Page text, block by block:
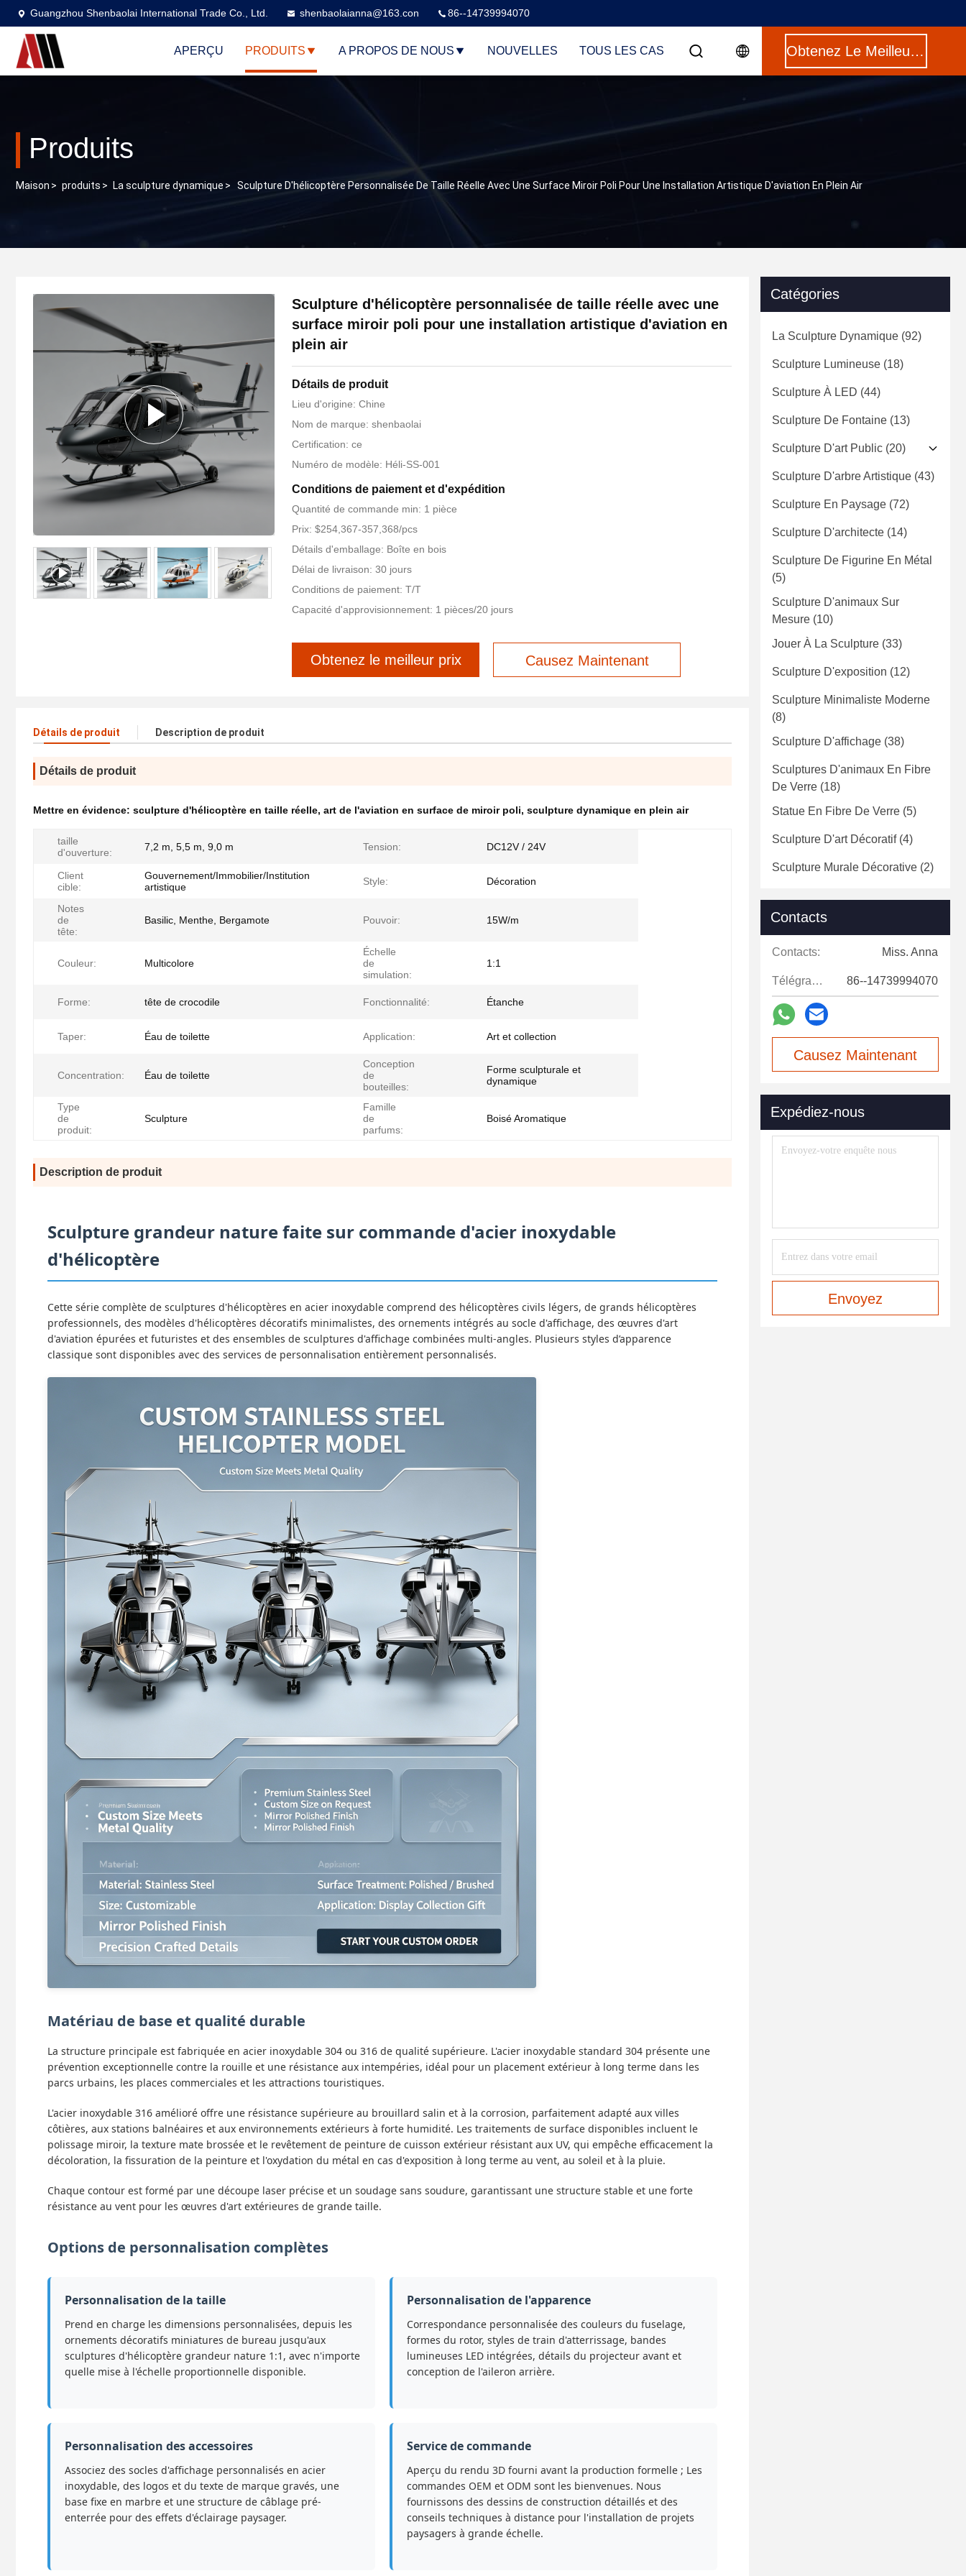
Guangzhou Shenbaolai International Trade Co., Ltd. shenbaolaianna@163.con 86--14739994070
APERÇU PRODUITS A PROPOS DE NOUS NOUVELLES TOUS LES CAS Obtenez Le Meilleur Prix
Produits
Maison > produits > La sculpture dynamique > Sculpture D'hélicoptère Personnalisée De Taille Réelle Avec Une Surface Miroir Poli Pour Une Installation Artistique D'aviation En Plein Air
Sculpture d'hélicoptère personnalisée de taille réelle avec une
surface miroir poli pour une installation artistique d'aviation en
plein air
Détails de produit
Lieu d'origine: Chine
Nom de marque: shenbaolai
Certification: ce
Numéro de modèle: Héli-SS-001
Conditions de paiement et d'expédition
Quantité de commande min: 1 pièce
Prix: $254,367-357,368/pcs
Détails d'emballage: Boîte en bois
Délai de livraison: 30 jours
Conditions de paiement: T/T
Capacité d'approvisionnement: 1 pièces/20 jours
Obtenez le meilleur prix Causez Maintenant
Détails de produit Description de produit
Détails de produit
Mettre en évidence: sculpture d'hélicoptère en taille réelle, art de l'aviation en surface de miroir poli, sculpture dynamique en plein air
taille
d'ouverture:
7,2 m, 5,5 m, 9,0 m Tension: DC12V / 24V
Client
cible:
Gouvernement/Immobilier/Institution
artistique
Style: Décoration
Notes
de
tête:
Basilic, Menthe, Bergamote Pouvoir: 15W/m
Couleur: Multicolore
Échelle
de
simulation:
1:1
Forme: tête de crocodile Fonctionnalité: Étanche
Taper: Éau de toilette Application: Art et collection
Concentration: Éau de toilette
Conception
de
bouteilles:
Forme sculpturale et
dynamique
Type
de
produit:
Sculpture
Famille
de
parfums:
Boisé Aromatique
Description de produit
Sculpture grandeur nature faite sur commande d'acier inoxydable
d'hélicoptère
Cette série complète de sculptures d'hélicoptères en acier inoxydable comprend des hélicoptères civils légers, de grands hélicoptères
professionnels, des modèles d'hélicoptères décoratifs minimalistes, des ornements intégrés au socle d'affichage, des œuvres d'art
d'aviation épurées et futuristes et des ensembles de sculptures d'affichage combinées multi-angles. Plusieurs styles d’apparence
classique sont disponibles avec des services de personnalisation entièrement personnalisés.
Matériau de base et qualité durable
La structure principale est fabriquée en acier inoxydable 304 ou 316 de qualité supérieure. L'acier inoxydable standard 304 présente une
prévention exceptionnelle contre la rouille et une résistance aux intempéries, idéal pour un placement extérieur à long terme dans les
parcs urbains, les places commerciales et les attractions touristiques.
L'acier inoxydable 316 amélioré offre une résistance supérieure au brouillard salin et à la corrosion, parfaitement adapté aux villes
côtières, aux stations balnéaires et aux environnements extérieurs à forte humidité. Les traitements de surface disponibles incluent le
polissage miroir, la texture mate brossée et le revêtement de peinture de cuisson extérieur résistant aux UV, qui empêche efficacement la
décoloration, la fissuration de la peinture et l'oxydation du métal en cas d'exposition à long terme au vent, au soleil et à la pluie.
Chaque contour est formé par une découpe laser précise et un soudage sans soudure, garantissant une structure stable et une forte
résistance au vent pour les œuvres d'art extérieures de grande taille.
Options de personnalisation complètes
Personnalisation de la taille
Prend en charge les dimensions personnalisées, depuis les
ornements décoratifs miniatures de bureau jusqu'aux
sculptures d'hélicoptère grandeur nature 1:1, avec n'importe
quelle mise à l'échelle proportionnelle disponible.
Personnalisation de l'apparence
Correspondance personnalisée des couleurs du fuselage,
formes du rotor, styles de train d'atterrissage, bandes
lumineuses LED intégrées, détails du projecteur avant et
conception de l'aileron arrière.
Personnalisation des accessoires
Associez des socles d'affichage personnalisés en acier
inoxydable, des logos et du texte de marque gravés, une
base fixe en marbre et une structure de câblage pré-
enterrée pour des effets d'éclairage paysager.
Service de commande
Aperçu du rendu 3D fourni avant la production formelle ; Les
commandes OEM et ODM sont les bienvenues. Nous
fournissons des dessins de construction détaillés et des
conseils techniques à distance pour l'installation de projets
paysagers à grande échelle.
Catégories
La Sculpture Dynamique (92)
Sculpture Lumineuse (18)
Sculpture À LED (44)
Sculpture De Fontaine (13)
Sculpture D'art Public (20)
Sculpture D'arbre Artistique (43)
Sculpture En Paysage (72)
Sculpture D'architecte (14)
Sculpture De Figurine En Métal
(5)
Sculpture D'animaux Sur
Mesure (10)
Jouer À La Sculpture (33)
Sculpture D'exposition (12)
Sculpture Minimaliste Moderne
(8)
Sculpture D'affichage (38)
Sculptures D'animaux En Fibre
De Verre (18)
Statue En Fibre De Verre (5)
Sculpture D'art Décoratif(4)
Sculpture Murale Décorative (2)
Contacts
Contacts: Miss. Anna
Télégramme: 86--14739994070
Causez Maintenant
Expédiez-nous
Envoyez